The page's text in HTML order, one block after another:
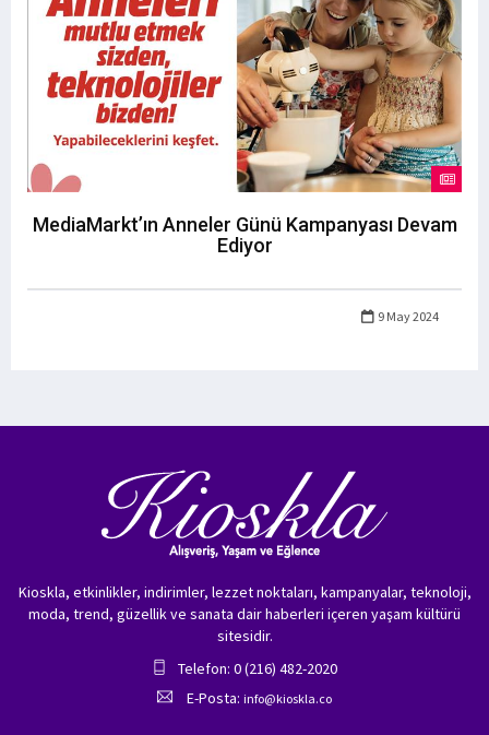
MediaMarkt’ın Anneler Günü Kampanyası Devam
Ediyor
9 May 2024
Kioskla, etkinlikler, indirimler, lezzet noktaları, kampanyalar, teknoloji,
moda, trend, güzellik ve sanata dair haberleri içeren yaşam kültürü
sitesidir.
Telefon: 0 (216) 482-2020
E-Posta: info@kioskla.co